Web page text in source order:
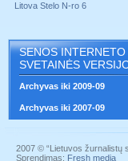
Litova Stelo N-ro 6
SENOS INTERNETO
SVETAINĖS
Archyvas iki 2009-09
Archyvas iki 2007-09
2007 © “Lietuvos žurnalistų
Sprendimas: Fresh media